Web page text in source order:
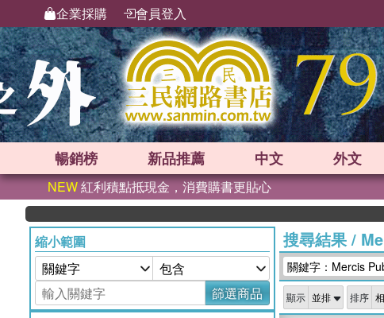
企業採購 會員登入
暢銷榜 新品推薦 中文 外文
NEW紅利積點抵現金，消費購書更貼心
縮小範圍
篩選商品
搜尋結果/
關鍵字：Mercis
顯示 排序